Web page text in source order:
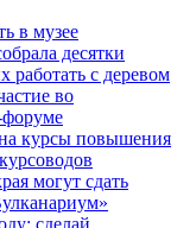
в музее
десятки
работать с деревом
во
форуме
курсы повышения
могут сдать
сделай